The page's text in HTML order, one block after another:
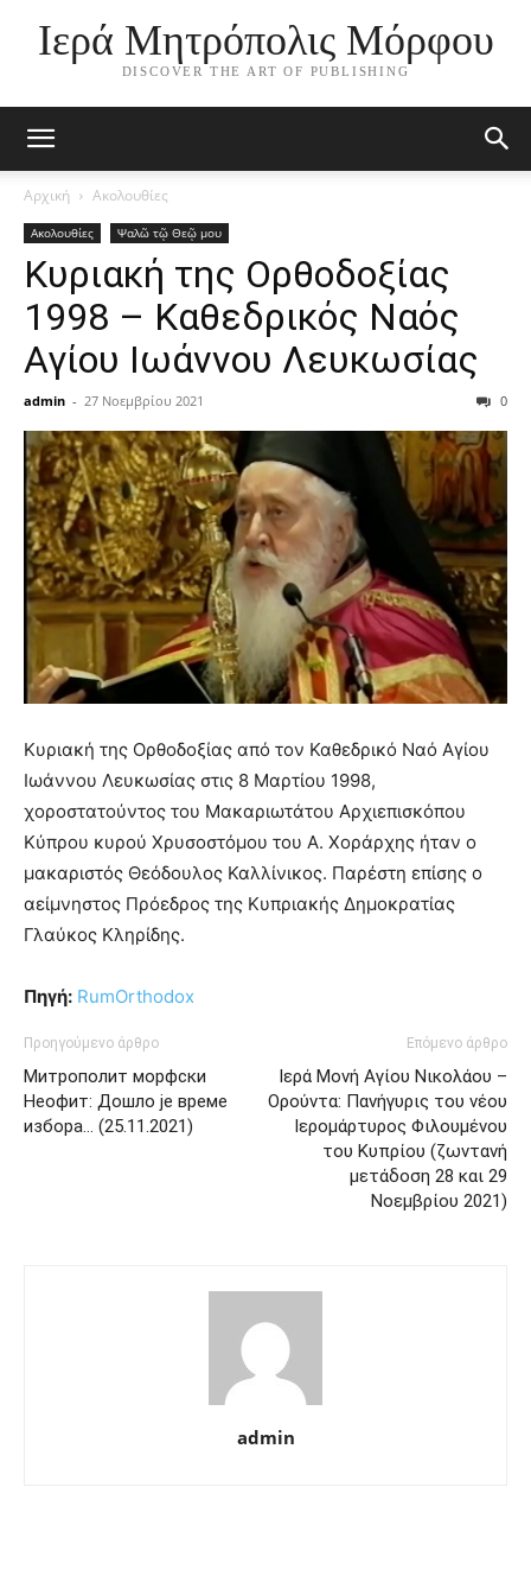
Ιερά Μητρόπολις Μόρφου
DISCOVER THE ART OF PUBLISHING
Αρχική Ακολουθίες
Ακολουθίες Ψαλῶ τῷ Θεῷ μου
Κυριακή της Ορθοδοξίας
1998 – Καθεδρικός Ναός
Αγίου Ιωάννου Λευκωσίας
admin - 27 Νοεμβρίου 2021 0
Κυριακή της Ορθοδοξίας από τον Καθεδρικό Ναό Αγίου
Ιωάννου Λευκωσίας στις 8 Μαρτίου 1998,
χοροστατούντος του Μακαριωτάτου Αρχιεπισκόπου
Κύπρου κυρού Χρυσοστόμου του Α. Χοράρχης ήταν ο
μακαριστός Θεόδουλος Καλλίνικος. Παρέστη επίσης ο
αείμνηστος Πρόεδρος της Κυπριακής Δημοκρατίας
Γλαύκος Κληρίδης.
Πηγή: RumOrthodox
Προηγούμενο άρθρο
Митрополит морфски
Неофит: Дошло је време
избора… (25.11.2021)
Επόμενο άρθρο
Ιερά Μονή Αγίου Νικολάου –
Ορούντα: Πανήγυρις του νέου
Ιερομάρτυρος Φιλουμένου
του Κυπρίου (ζωντανή
μετάδοση 28 και 29
Νοεμβρίου 2021)
admin